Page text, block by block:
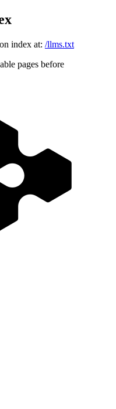
index at: /llms.txt
pages before